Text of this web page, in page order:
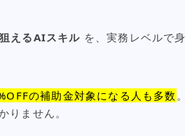
えるAIスキル を、実務レベルで身
の補助金対象になる人も多数 。
りません。